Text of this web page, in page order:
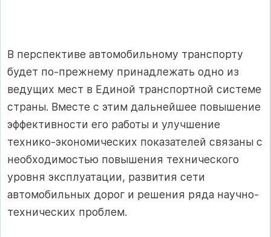
В перспективе автомобильному транспорту
будет по-прежнему принадлежать одно из
ведущих мест в Единой транспортной системе
страны. Вместе с этим дальнейшее повышение
эффективности его работы и улучшение
технико-экономических показателей связаны с
необходимостью повышения технического
уровня эксплуатации, развития сети
автомобильных дорог и решения ряда научно-
технических проблем.